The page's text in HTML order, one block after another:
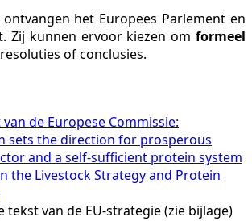
het Europees Parlement en
Zij kunnen ervoor kiezen om formeel
of conclusies.
de Europese Commissie:
sets the direction for prosperous
and a self-sufficient protein system
the Livestock Strategy and Protein
tekst van de EU-strategie (zie bijlage)